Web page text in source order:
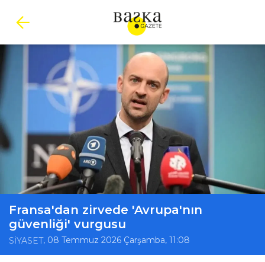
Fransa'dan zirvede 'Avrupa'nın
güvenliği' vurgusu
SİYASET, 08 Temmuz 2026 Çarşamba, 11:08